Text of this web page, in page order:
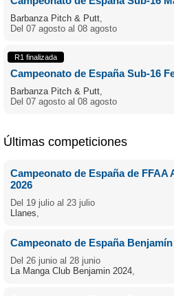
Barbanza Pitch & Putt,
Del 07 agosto al 08 agosto
R1 finalizada
Campeonato de España Sub-16
Barbanza Pitch & Putt,
Del 07 agosto al 08 agosto
Últimas competiciones
Campeonato de España de
2026
Del 19 julio al 23 julio
Llanes,
Campeonato de España
Del 26 junio al 28 junio
La Manga Club Benjamin 2024,